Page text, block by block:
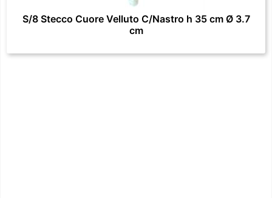
S/8 Stecco Cuore Velluto C/Nastro h 35 cm Ø 3.7
cm